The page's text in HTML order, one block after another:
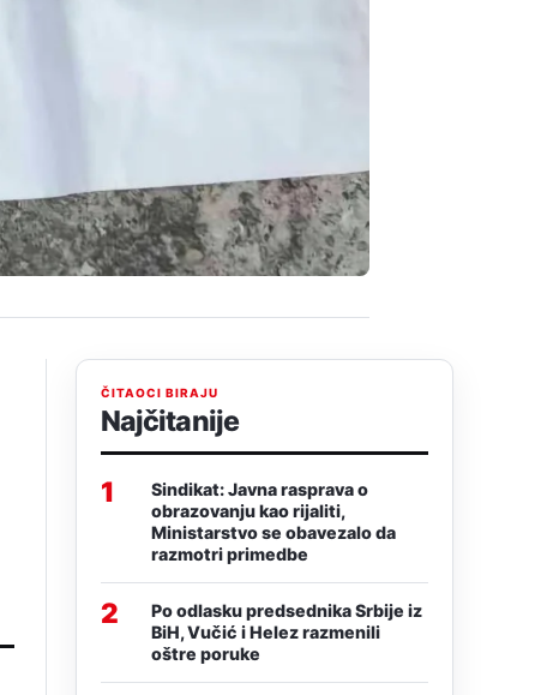
ČITAOCI BIRAJU
Najčitanije
1
Sindikat: Javna rasprava o
obrazovanju kao rijaliti,
Ministarstvo se obavezalo da
razmotri primedbe
2
Po odlasku predsednika Srbije iz
BiH, Vučić i Helez razmenili
oštre poruke